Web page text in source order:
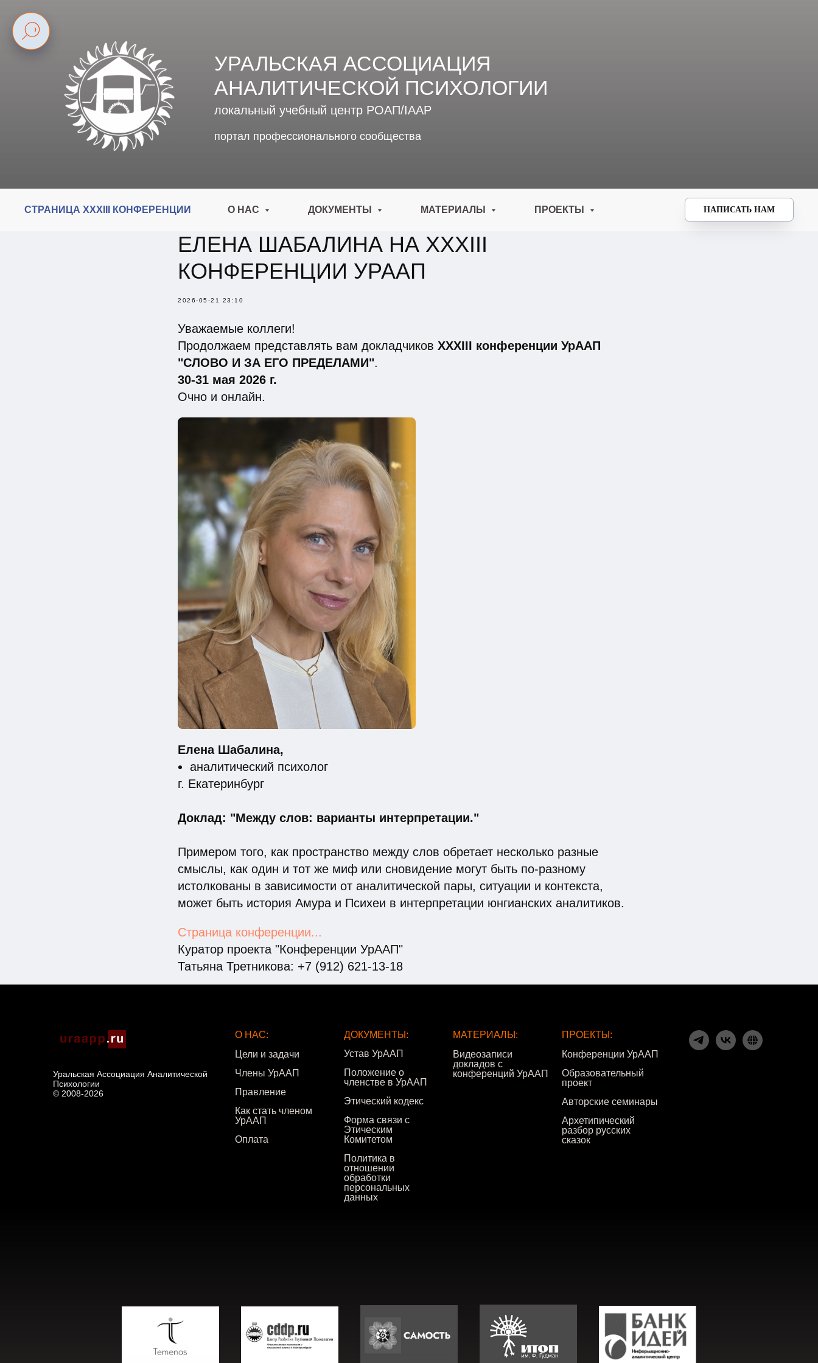
УРАЛЬСКАЯ АССОЦИАЦИЯ
АНАЛИТИЧЕСКОЙ ПСИХОЛОГИИ
портал профессионального сообщества
локальный учебный центр РОАП/IAAP
СТРАНИЦА XXXIII КОНФЕРЕНЦИИ О НАС ДОКУМЕНТЫ МАТЕРИАЛЫ ПРОЕКТЫ НАПИСАТЬ НАМ
ЕЛЕНА ШАБАЛИНА НА XXXIII
КОНФЕРЕНЦИИ УРААП
2026-05-21 23:10
Уважаемые коллеги!
Продолжаем представлять вам докладчиков XXXIII конференции УрААП
"СЛОВО И ЗА ЕГО ПРЕДЕЛАМИ".
30-31 мая 2026 г.
Очно и онлайн.
Елена Шабалина,
аналитический психолог
г. Екатеринбург
Доклад: "Между слов: варианты интерпретации."
Примером того, как пространство между слов обретает несколько разные
смыслы, как один и тот же миф или сновидение могут быть по-разному
истолкованы в зависимости от аналитической пары, ситуации и контекста,
может быть история Амура и Психеи в интерпретации юнгианских аналитиков.
Страница конференции...
Куратор проекта "Конференции УрААП"
Татьяна Третникова: +7 (912) 621-13-18
Уральская Ассоциация Аналитической
Психологии
© 2008-2026
О НАС:
Цели и задачи
Члены УрААП
Правление
Как стать членом
УрААП
Оплата
ДОКУМЕНТЫ:
Устав УрААП
Положение о
членстве в УрААП
Этический кодекс
Форма связи с
Этическим
Комитетом
Политика в
отношении
обработки
персональных
данных
МАТЕРИАЛЫ:
Видеозаписи
докладов с
конференций УрААП
ПРОЕКТЫ:
Конференции УрААП
Образовательный
проект
Авторские семинары
Архетипический
разбор русских
сказок